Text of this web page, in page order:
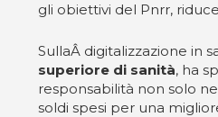
gli obiettivi del Pnrr,
SullaÂ digitalizzazione in
superiore di sanità, ha
responsabilità non solo
soldi spesi per una